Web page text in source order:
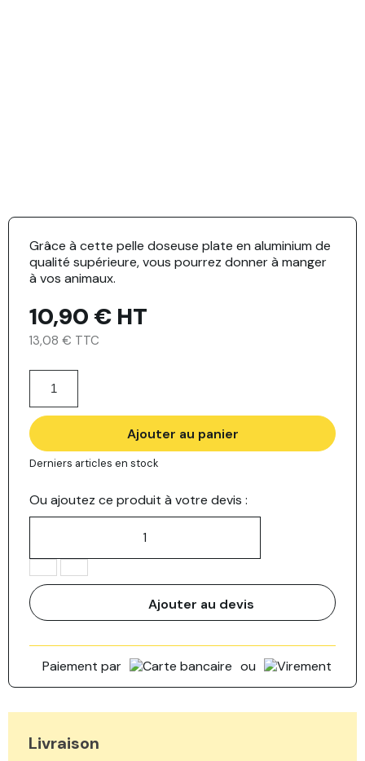
Grâce à cette pelle doseuse plate en aluminium de
qualité supérieure, vous pourrez donner à manger
à vos animaux.
10,90 € HT
13,08 € TTC
Ajouter au panier
Derniers articles en stock
Ou ajoutez ce produit à votre devis :
Ajouter au devis
Paiement par ou
Livraison